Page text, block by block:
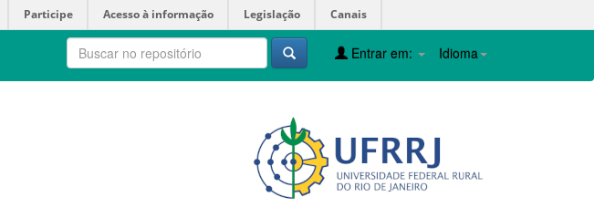
Participe Acesso à informação Legislação Canais
Idioma
Entrar em: